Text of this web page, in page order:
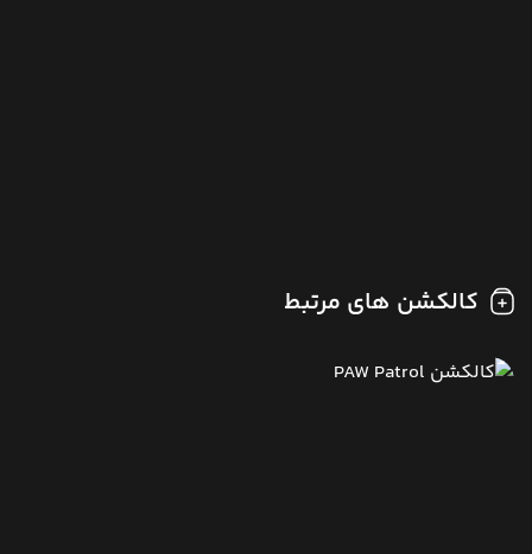
کالکشن های مرتبط